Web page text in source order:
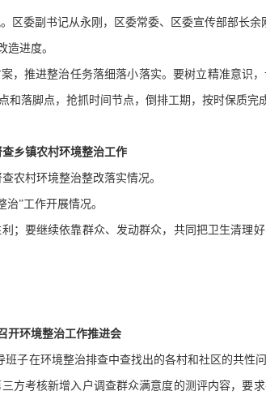
区委副书记从永刚，区委常委、区委宣传部部长余
进度。
推进整治任务落细落小落实。要树立精准意识
落脚点，抢抓时间节点，倒排工期，按时保质完
查乡镇农村环境整治工作
农村环境整治整改落实情况。
”工作开展情况。
要继续依靠群众、发动群众，共同把卫生清理
开环境整治工作推进会
子在环境整治排查中查找出的各村和社区的共性
方考核新增入户调查群众满意度的测评内容，要